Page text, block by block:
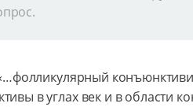
в углах век и в области